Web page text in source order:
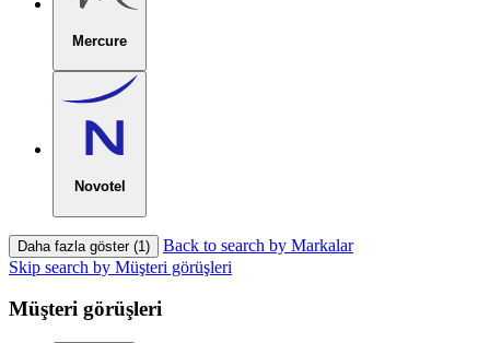
Mercure
Novotel
Daha fazla göster (1)
Back to search by Markalar
Skip search by Müşteri görüşleri
Müşteri görüşleri